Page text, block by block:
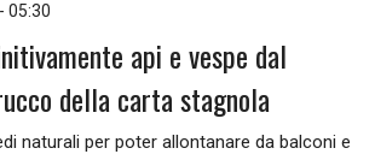
05:30
api e vespe dal
della carta stagnola
naturali per poter allontanare da balconi e